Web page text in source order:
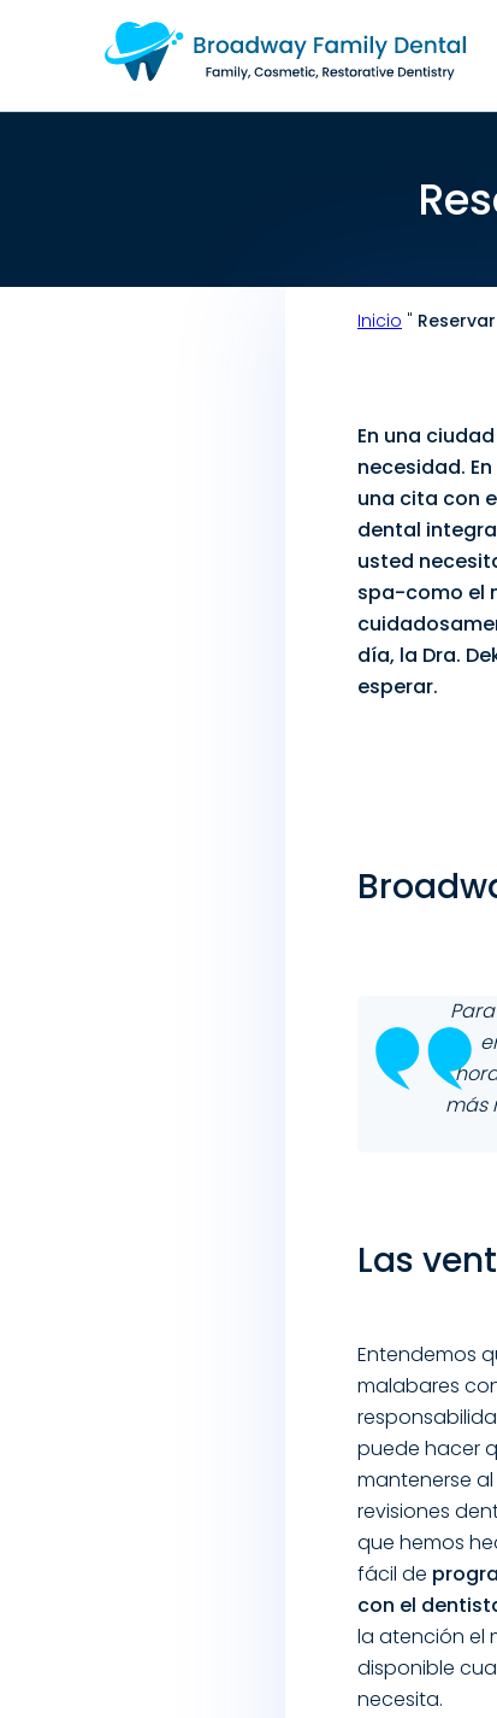
Inicio "
En una
necesidad. En
una cita con
dental
usted
spa-como el
día, la Dra.
esperar.
Para
más
Las
Entendemos
malabares
puede hacer
mantenerse
revisiones
que hemos
fácil de
con el
la atención el
disponible
necesita.